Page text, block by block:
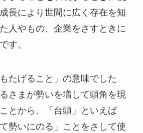
長により世間に広く存在を知
人やもの、企業をさすときに
す。
たげること」の意味でした
さまが勢いを増して頭角を現
とから、「台頭」といえば
勢いにのる」ことをさして使